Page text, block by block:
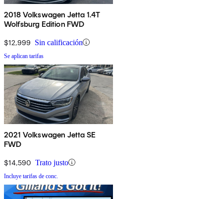
2018 Volkswagen Jetta 1.4T
Wolfsburg Edition FWD
$12,999 Sin calificación
Se aplican tarifas
2021 Volkswagen Jetta SE
FWD
$14,590 Trato justo
Incluye tarifas de conc.